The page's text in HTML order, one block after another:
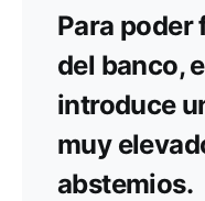
Para poder
del banco,
introduce
muy
abstemios.